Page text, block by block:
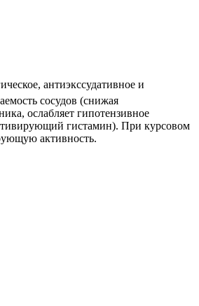
антиэкссудативное и
сосудов (снижая
ослабляет гипотензивное
гистамин). При курсовом
активность.